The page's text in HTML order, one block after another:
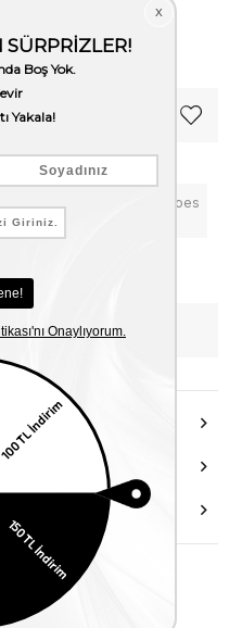
40
Notify me when the price goes
down
Bilgi Al